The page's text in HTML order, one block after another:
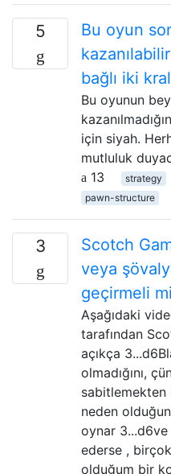
5
Bu oyun
bağlı iki
Bu oyunun
için siyah.
mutluluk
13
strategy
pawn-structure
3
Scotch
veya
geçirmeli
Aşağıdaki
tarafından
açıkça
olmadığını,
sabitlemekten
neden
oynar
ederse ,
olduğum bir